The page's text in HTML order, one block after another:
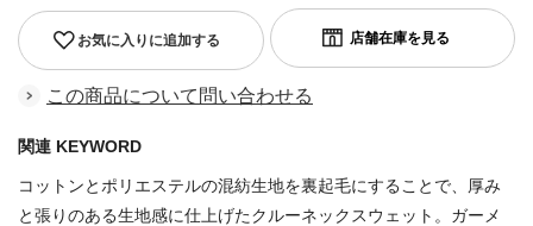
お気に入りに追加する
この商品について問い合わせる
関連 KEYWORD
コットンとポリエステルの混紡生地を裏起毛にすることで、厚み
と張りのある生地感に仕上げたクルーネックスウェット。ガーメ